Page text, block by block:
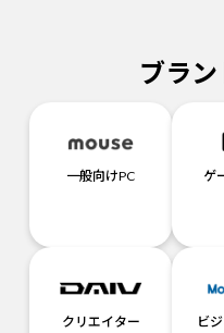
ブラ
一般向けPC ゲ
クリエイター
ビ